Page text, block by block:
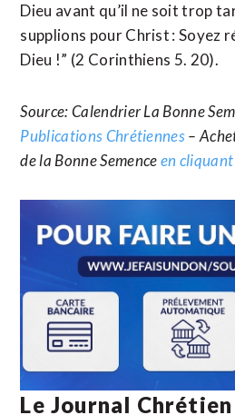
Dieu avant qu’il ne soit trop
supplions pour Christ : Soyez
Dieu !” (2 Corinthiens 5. 20).
Source: Calendrier La Bonne
Publications Chrétiennes–
de la Bonne Semenceen
Le Journal